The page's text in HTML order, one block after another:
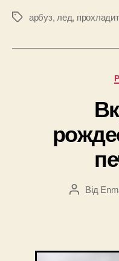
Позначки
арбуз, лед,
Автор
Від